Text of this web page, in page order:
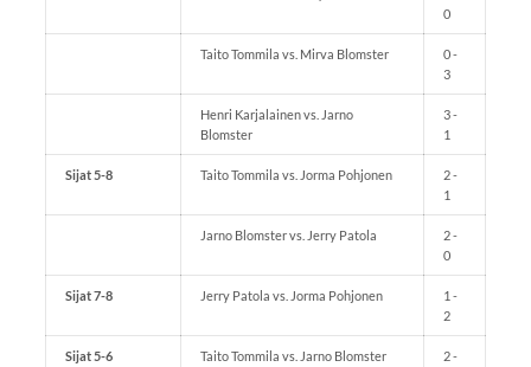
0
Taito Tommila vs. Mirva Blomster
0 -
3
Henri Karjalainen vs. Jarno
Blomster
3 -
1
Sijat 5-8 Taito Tommila vs. Jorma Pohjonen
2 -
1
Jarno Blomster vs. Jerry Patola
2 -
0
Sijat 7-8 Jerry Patola vs. Jorma Pohjonen
1 -
2
Sijat 5-6 Taito Tommila vs. Jarno Blomster
2 -